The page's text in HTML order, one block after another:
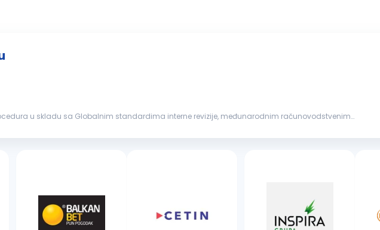
u skladu sa Globalnim standardima interne revizije, međunarodnim računovodstvenim